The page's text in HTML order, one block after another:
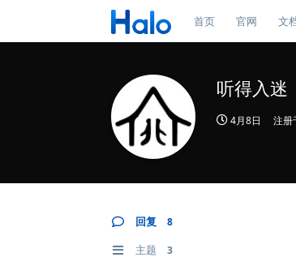
首页 官网 文
听得入迷
4月8日 注册
回复 8
主题 3